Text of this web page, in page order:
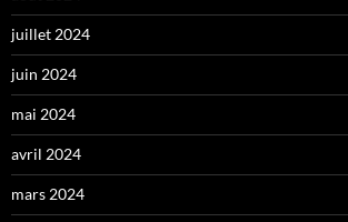
juillet 2024
juin 2024
mai 2024
avril 2024
mars 2024